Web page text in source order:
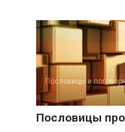
Пословицы и
Пословицы